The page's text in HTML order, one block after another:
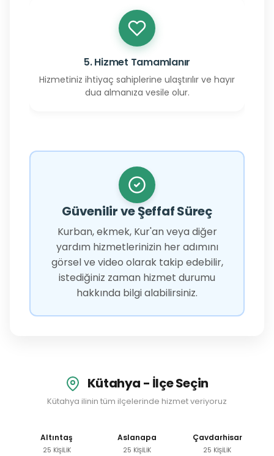
5. Hizmet Tamamlanır
Hizmetiniz ihtiyaç sahiplerine ulaştırılır ve hayır
dua almanıza vesile olur.
Güvenilir ve Şeffaf Süreç
Kurban, ekmek, Kur'an veya diğer
yardım hizmetlerinizin her adımını
görsel ve video olarak takip edebilir,
istediğiniz zaman hizmet durumu
hakkında bilgi alabilirsiniz.
Kütahya - İlçe Seçin
Kütahya ilinin tüm ilçelerinde hizmet veriyoruz
Altıntaş
25 KİŞİLİK
Aslanapa
25 KİŞİLİK
Çavdarhisar
25 KİŞİLİK